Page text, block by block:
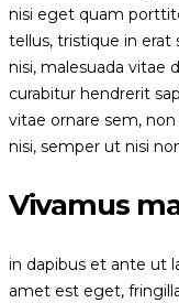
nisi eget quam
tellus, tristique in erat
nisi, malesuada vitae
curabitur hendrerit
vitae ornare sem, non
nisi, semper ut nisi
Vivamus
in dapibus et ante ut
amet est eget,